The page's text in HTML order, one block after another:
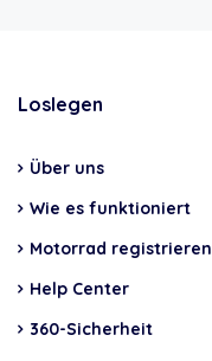
Loslegen
Über uns
Wie es funktioniert
Motorrad registrieren
Help Center
360-Sicherheit